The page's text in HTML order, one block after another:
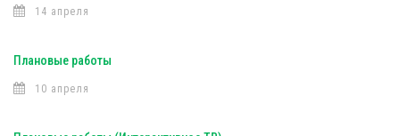
14 апреля
Плановые работы
10 апреля